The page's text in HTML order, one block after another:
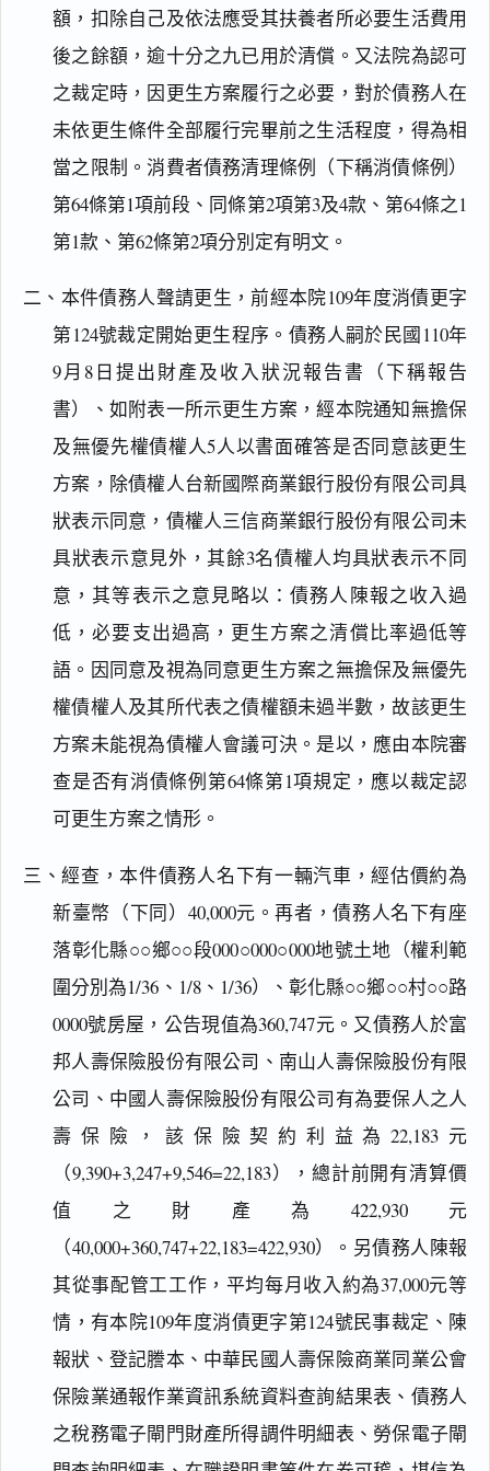
額，扣除自己及依法應受其扶養者所必要生活費用
後之餘額，逾十分之九已用於清償。又法院為認可
之裁定時，因更生方案履行之必要，對於債務人在
未依更生條件全部履行完畢前之生活程度，得為相
當之限制。消費者債務清理條例（下稱消債條例）
第64條第1項前段、同條第2項第3及4款、第64條之1
第1款、第62條第2項分別定有明文。
二、本件債務人聲請更生，前經本院109年度消債更字
第124號裁定開始更生程序。債務人嗣於民國110年
9月8日提出財產及收入狀況報告書（下稱報告
書）、如附表一所示更生方案，經本院通知無擔保
及無優先權債權人5人以書面確答是否同意該更生
方案，除債權人台新國際商業銀行股份有限公司具
狀表示同意，債權人三信商業銀行股份有限公司未
具狀表示意見外，其餘3名債權人均具狀表示不同
意，其等表示之意見略以：債務人陳報之收入過
低，必要支出過高，更生方案之清償比率過低等
語。因同意及視為同意更生方案之無擔保及無優先
權債權人及其所代表之債權額未過半數，故該更生
方案未能視為債權人會議可決。是以，應由本院審
查是否有消債條例第64條第1項規定，應以裁定認
可更生方案之情形。
三、經查，本件債務人名下有一輛汽車，經估價約為
新臺幣（下同）40,000元。再者，債務人名下有座
落彰化縣○○鄉○○段000○000○000地號土地（權利範
圍分別為1/36、1/8、1/36）、彰化縣○○鄉○○村○○路
0000號房屋，公告現值為360,747元。又債務人於富
邦人壽保險股份有限公司、南山人壽保險股份有限
公司、中國人壽保險股份有限公司有為要保人之人
壽保險，該保險契約利益為22,183元
（9,390+3,247+9,546=22,183），總計前開有清算價
值之財產為422,930元
（40,000+360,747+22,183=422,930）。另債務人陳報
其從事配管工工作，平均每月收入約為37,000元等
情，有本院109年度消債更字第124號民事裁定、陳
報狀、登記謄本、中華民國人壽保險商業同業公會
保險業通報作業資訊系統資料查詢結果表、債務人
之稅務電子閘門財產所得調件明細表、勞保電子閘